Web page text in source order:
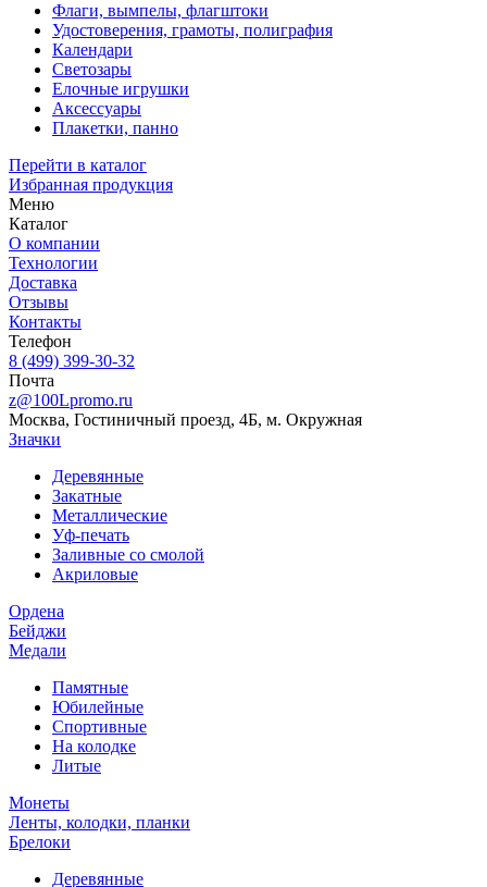
Флаги, вымпелы, флагштоки
Удостоверения, грамоты, полиграфия
Календари
Светозары
Елочные игрушки
Аксессуары
Плакетки, панно
Перейти в каталог
Избранная продукция
Меню
Каталог
О компании
Технологии
Доставка
Отзывы
Контакты
Телефон
8 (499) 399-30-32
Почта
z@100Lpromo.ru
Москва, Гостиничный проезд, 4Б, м. Окружная
Значки
Деревянные
Закатные
Металлические
Уф-печать
Заливные со смолой
Акриловые
Ордена
Бейджи
Медали
Памятные
Юбилейные
Спортивные
На колодке
Литые
Монеты
Ленты, колодки, планки
Брелоки
Деревянные